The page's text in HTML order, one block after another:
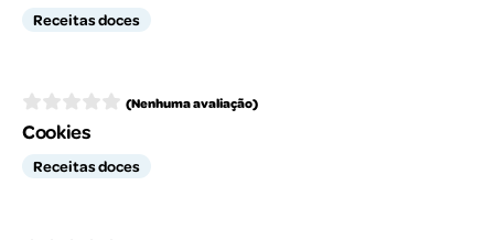
Receitas doces
(Nenhuma avaliação)
Cookies
Receitas doces